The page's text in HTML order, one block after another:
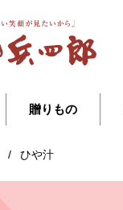
贈りもの
/ ひや汁